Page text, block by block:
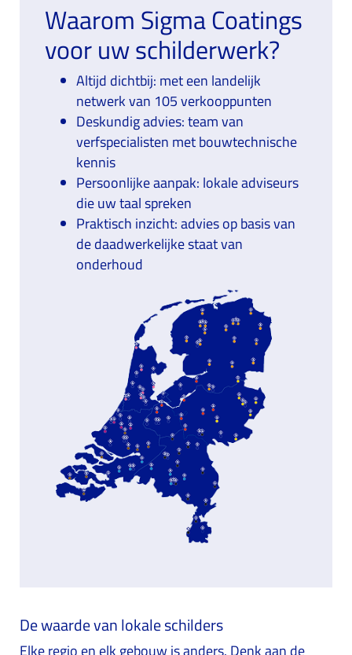
Waarom Sigma Coatings
voor uw schilderwerk?
Altijd dichtbij: met een landelijk
netwerk van 105 verkooppunten
Deskundig advies: team van
verfspecialisten met bouwtechnische
kennis
Persoonlijke aanpak: lokale adviseurs
die uw taal spreken
Praktisch inzicht: advies op basis van
de daadwerkelijke staat van
onderhoud
De waarde van lokale schilders
Elke regio en elk gebouw is anders. Denk aan de